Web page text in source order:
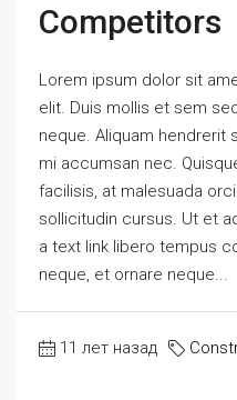
Competitors
Lorem ipsum dolor sit
elit. Duis mollis et sem
neque. Aliquam hendrerit
mi accumsan nec.
facilisis, at malesuada
sollicitudin cursus. Ut et
a text link libero tempus
neque, et ornare neque...
11 лет назад